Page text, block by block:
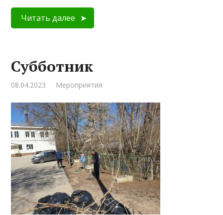
Читать далее
Субботник
08.04.2023 Мероприятия